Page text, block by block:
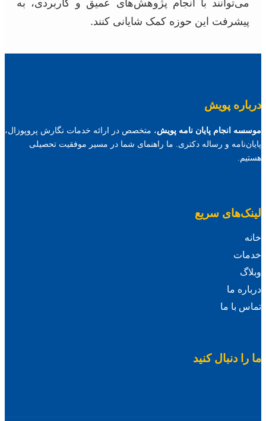
می‌توانند با انجام پژوهش‌های عمیق و کاربردی، به
پیشرفت این حوزه کمک شایانی کنند.
درباره پویش
موسسه انجام پایان نامه پویش، متخصص در ارائه خدمات نگارش پروپوزال،
پایان‌نامه و رساله دکتری. ما راهنمای شما در مسیر موفقیت تحصیلی
هستیم.
لینک‌های سریع
خانه
خدمات
وبلاگ
درباره ما
تماس با ما
ما را دنبال کنید